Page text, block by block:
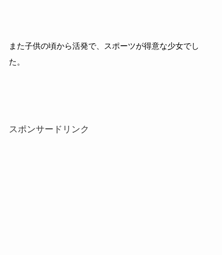
また子供の頃から活発で、スポーツが得意な少女でし
た。
スポンサードリンク